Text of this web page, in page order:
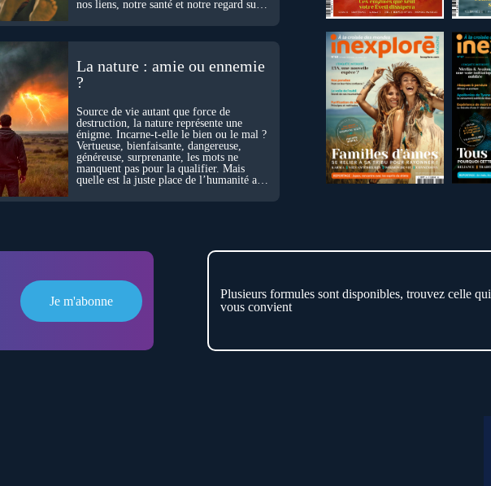
nos liens, notre santé et notre regard sur
La nature : amie ou ennemie
?
Source de vie autant que force de
destruction, la nature représente une
énigme. Incarne-t-elle le bien ou le mal ?
Vertueuse, bienfaisante, dangereuse,
généreuse, surprenante, les mots ne
manquent pas pour la qualifier. Mais
quelle est la juste place de l’humanité au
Je m'abonne
Plusieurs formules sont disponibles, trouvez celle qui
vous convient